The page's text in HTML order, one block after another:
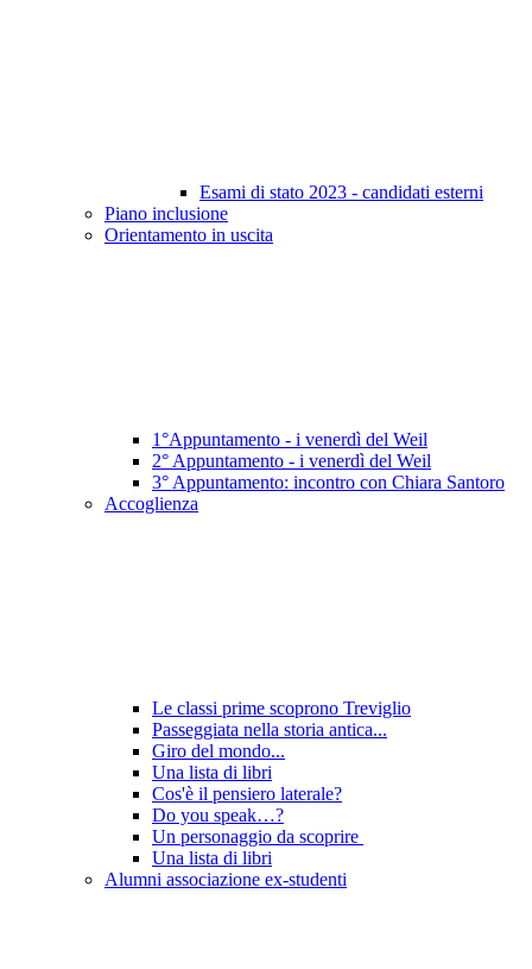
Esami di stato 2023 - candidati esterni
Piano inclusione
Orientamento in uscita
1°Appuntamento - i venerdì del Weil
2° Appuntamento - i venerdì del Weil
3° Appuntamento: incontro con Chiara Santoro
Accoglienza
Le classi prime scoprono Treviglio
Passeggiata nella storia antica...
Giro del mondo...
Una lista di libri
Cos'è il pensiero laterale?
Do you speak…?
Un personaggio da scoprire
Una lista di libri
Alumni associazione ex-studenti